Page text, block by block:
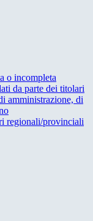
o incompleta
da parte dei titolari
amministrazione, di
regionali/provinciali